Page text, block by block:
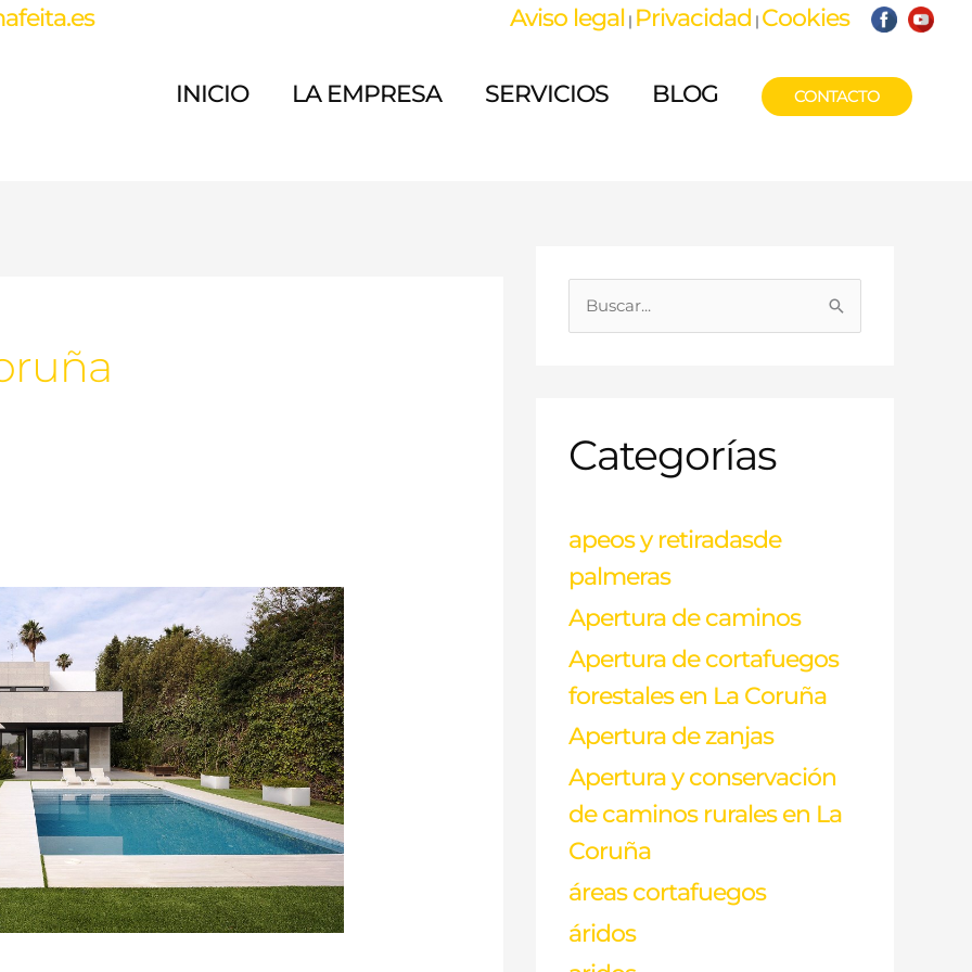
Aviso legal | Privacidad | Cookies
INICIO LA EMPRESA SERVICIOS BLOG CONTACTO
a
o
r
Categorías
apeos y retiradasde
palmeras
Apertura de caminos
Apertura de cortafuegos
forestales en La Coruña
Apertura de zanjas
Apertura y conservación
de caminos rurales en La
Coruña
áreas cortafuegos
áridos